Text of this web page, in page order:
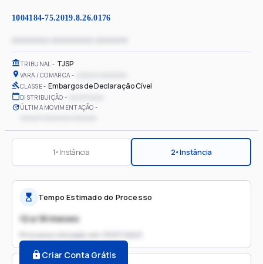
1004184-75.2019.8.26.0176
TRIBUNAL TJSP
VARA / COMARCA
CLASSE Embargos de Declaração Cível
DISTRIBUIÇÃO
ÚLTIMA MOVIMENTAÇÃO
1ª Instância 2ª Instância
Tempo Estimado do Processo
12 a 18 meses
Processo iniciado em
Criar Conta Grátis